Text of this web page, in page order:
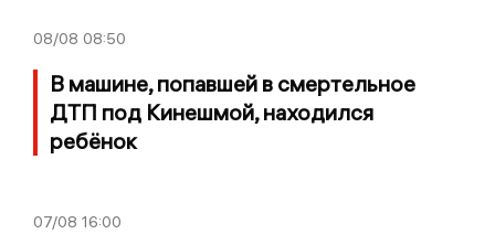
08/08 08:50
В машине, попавшей в смертельное
ДТП под Кинешмой, находился
ребёнок
07/08 16:00